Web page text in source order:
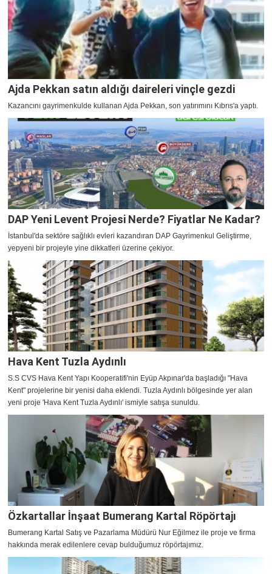
Ajda Pekkan satın aldığı daireleri vinçle gezdi
Kazancını gayrimenkulde kullanan Ajda Pekkan, son yatırımını Kıbrıs'a yaptı.
DAP Yeni Levent Projesi Nerde? Fiyatlar Ne Kadar?
İstanbul'da sektöre sağlıklı evleri kazandıran DAP Gayrimenkul Geliştirme,
yepyeni bir projeyle yine dikkatleri üzerine çekiyor.
Hava Kent Tuzla Aydınlı
S.S CVS Hava Kent Yapı Kooperatifi'nin Eyüp Akpınar'da başladığı "Hava
Kent" projelerine bir yenisi daha eklendi. Tuzla Aydınlı bölgesinde yer alan
yeni proje 'Hava Kent Tuzla Aydınlı' ismiyle satışa sunuldu.
Özkartallar İnşaat Bumerang Kartal Röpörtajı
Bumerang Kartal Satış ve Pazarlama Müdürü Nur Eğilmez ile proje ve firma
hakkında merak edilenlere cevap bulduğumuz röpörtajımız.